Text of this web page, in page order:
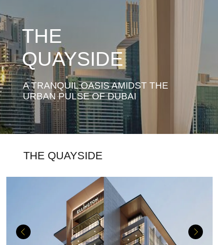
THE
QUAYSIDE
A TRANQUIL OASIS AMIDST THE
URBAN PULSE OF DUBAI
THE QUAYSIDE